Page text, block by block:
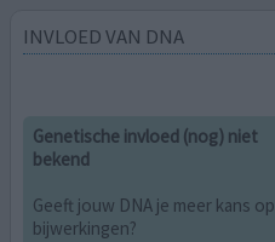
INVLOED VAN DNA
Genetische invloed (nog) niet
bekend
Geeft jouw DNA je meer kans op
bijwerkingen?